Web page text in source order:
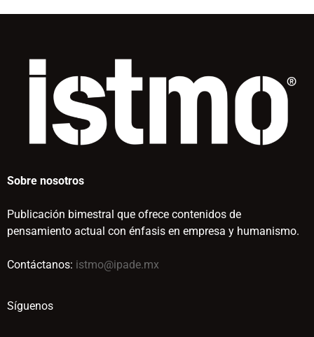
Sobre nosotros
Publicación bimestral que ofrece contenidos de
pensamiento actual con énfasis en empresa y humanismo.
Contáctanos: istmo@ipade.mx
Síguenos